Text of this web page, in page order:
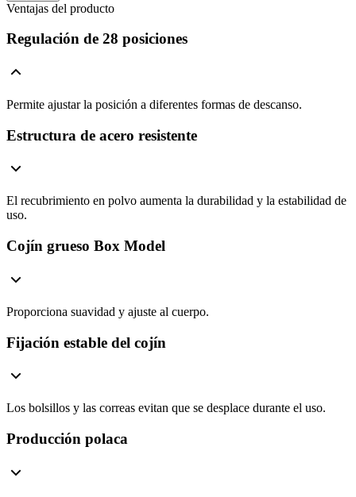
Ventajas del producto
Regulación de 28 posiciones
Permite ajustar la posición a diferentes formas de descanso.
Estructura de acero resistente
El recubrimiento en polvo aumenta la durabilidad y la estabilidad de
uso.
Cojín grueso Box Model
Proporciona suavidad y ajuste al cuerpo.
Fijación estable del cojín
Los bolsillos y las correas evitan que se desplace durante el uso.
Producción polaca